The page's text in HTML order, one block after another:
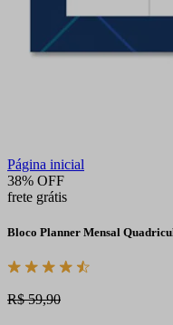
Página inicial
38% OFF
frete grátis
Bloco Planner Mensal
R$ 59,90